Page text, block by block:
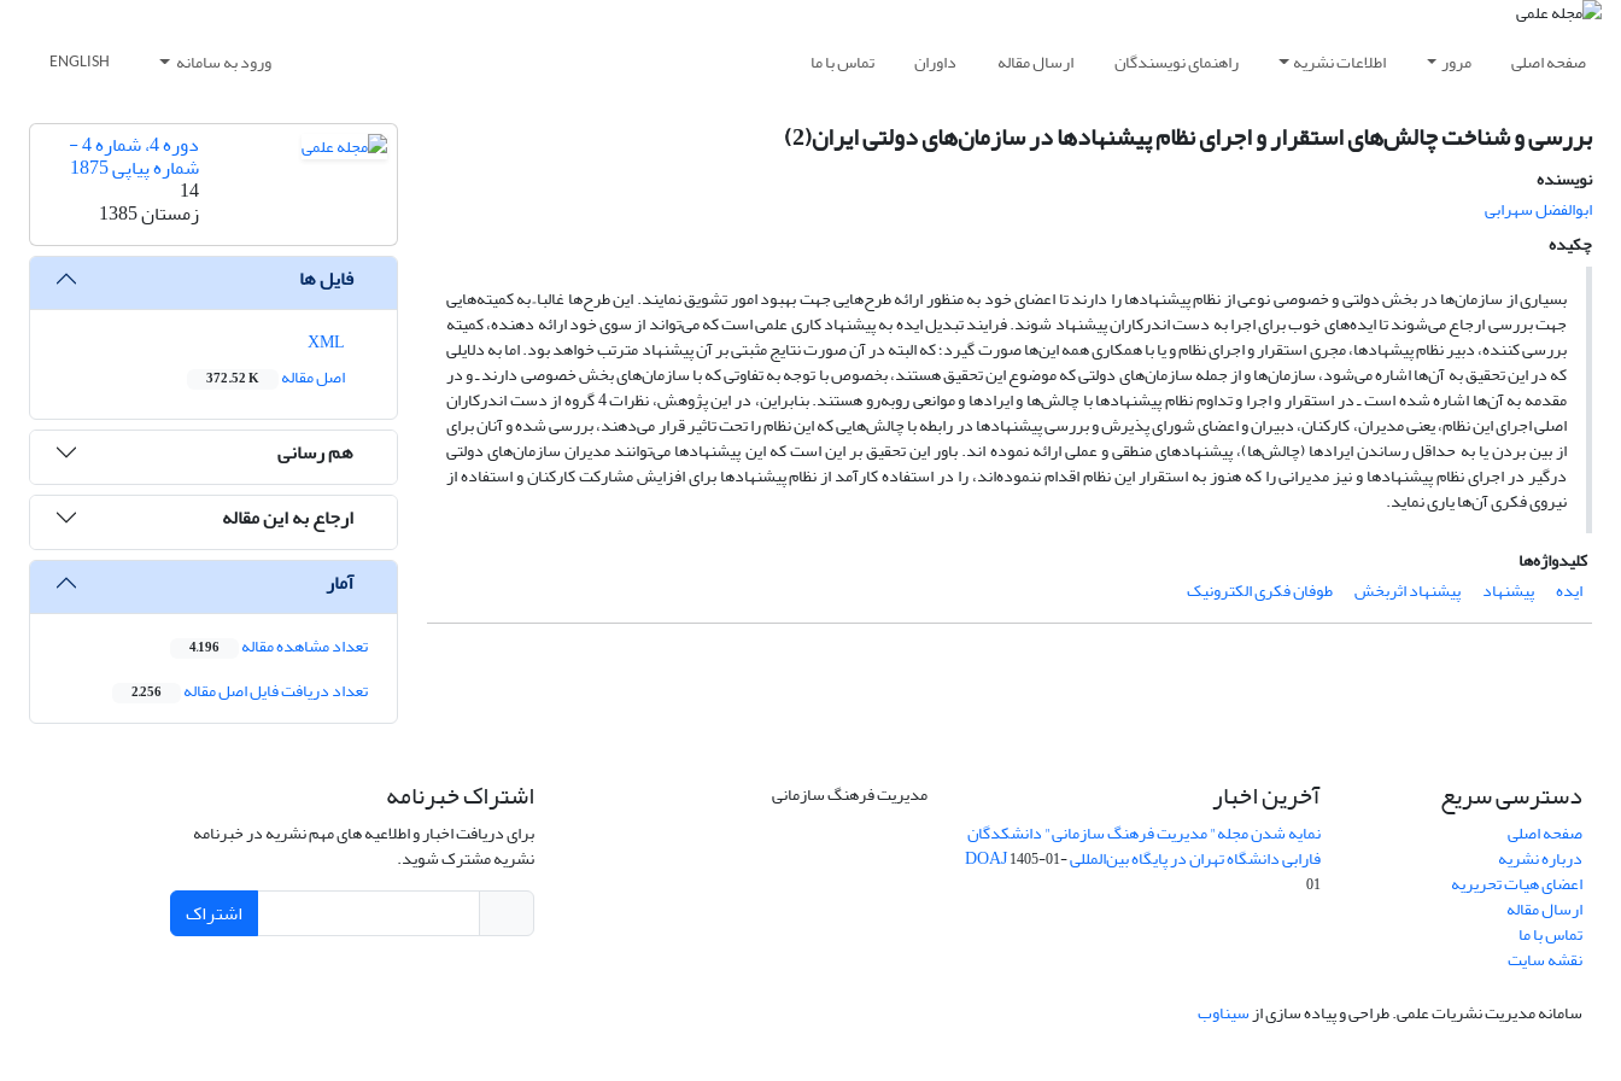
صفحه اصلی مرور اطلاعات نشریه راهنمای نویسندگان ارسال مقاله داوران تماس با ما ورود به سامانه ENGLISH
بررسی و شناخت چالش‌های استقرار و اجرای نظام پیشنهادها در سازمان‌های دولتی ایران(2)
نویسنده
ابوالفضل سهرابی
چکیده
بسیاری از سازمان‌ها در بخش دولتی و خصوصی نوعی از نظام پیشنهادها را دارند تا اعضای خود به منظور ارائه طرح‌هایی جهت بهبود امور تشویق نمایند. این طرح‌ها غالبا ً به کمیته‌هایی
جهت بررسی ارجاع می‌شوند تا ایده‌های خوب برای اجرا به دست اندرکاران پیشنهاد شوند. فرایند تبدیل ایده به پیشنهاد کاری علمی است که می‌تواند از سوی خود ارائه دهنده، کمیته
بررسی کننده، دبیر نظام پیشهاد‌ها، مجری استقرار و اجرای نظام و یا با همکاری همه این‌ها صورت گیرد؛ که البته در آن صورت نتایج مثبتی بر آن پیشنهاد مترتب خواهد بود. اما به دلایلی
که در این تحقیق به آن‌ها اشاره می‌شود، سازمان‌ها و از جمله سازمان‌های دولتی که موضوع این تحقیق هستند، بخصوص با توجه به تفاوتی که با سازمان‌های بخش خصوصی دارند ـ و در
مقدمه به آن‌ها اشاره شده است ـ در استقرار و اجرا و تداوم نظام پیشنهادها با چالش‌ها و ایرادها و موانعی روبه‌رو هستند. بنابراین، در این پژوهش، نظرات 4 گروه از دست اندرکاران
اصلی اجرای این نظام، یعنی مدیران، کارکنان، دبیران و اعضای شورای پذیرش و بررسی پیشنهادها در رابطه با چالش‌هایی که این نظام را تحت تاثیر قرار می‌دهند، بررسی شده و آنان برای
از بین بردن یا به حداقل رساندن ایرادها (چالش‌ها)، پیشنهادهای منطقی و عملی ارائه نموده اند. باور این تحقیق بر این است که این پیشنهادها می‌توانند مدیران سازمان‌های دولتی
درگیر در اجرای نظام پیشنهادها و نیز مدیرانی را که هنوز به استقرار این نظام اقدام ننموده‌اند، را در استفاده کارآمد از نظام پیشنهادها برای افزایش مشارکت کارکنان و استفاده از
نیروی فکری آن‌ها یاری نماید.
کلیدواژه‌ها
ایده
پیشنهاد پیشنهاد اثربخش طوفان فکری الکترونیک
دوره 4، شماره 4 -
شماره پیاپی 1875
14
زمستان 1385
فایل ها
اصل مقاله
372.52 K
هم رسانی
ارجاع به این مقاله
آمار
تعداد مشاهده مقاله 4,196
تعداد دریافت فایل اصل مقاله 2,256
دسترسی سریع
صفحه اصلی
درباره نشریه
اعضای هیات تحریریه
ارسال مقاله
تماس با ما
نقشه سایت
آخرین اخبار
نمایه شدن مجله" مدیریت فرهنگ سازمانی" دانشکدگان
فارابی دانشگاه تهران در پایگاه بین‌المللی DOAJ1405-01-
01
مدیریت فرهنگ سازمانی اشتراک خبرنامه
برای دریافت اخبار و اطلاعیه های مهم نشریه در خبرنامه
نشریه مشترک شوید.
اشتراک
سامانه مدیریت نشریات علمی.طراحی و پیاده سازی ازسیناوب